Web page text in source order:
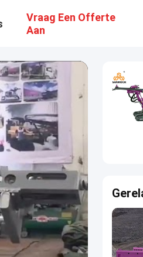
Vraag Een Offerte
Aan